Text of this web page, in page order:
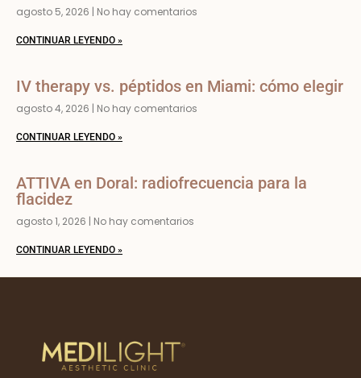
agosto 5, 2026 No hay comentarios
CONTINUAR LEYENDO »
IV therapy vs. péptidos en Miami: cómo elegir
agosto 4, 2026 No hay comentarios
CONTINUAR LEYENDO »
ATTIVA en Doral: radiofrecuencia para la
flacidez
agosto 1, 2026 No hay comentarios
CONTINUAR LEYENDO »